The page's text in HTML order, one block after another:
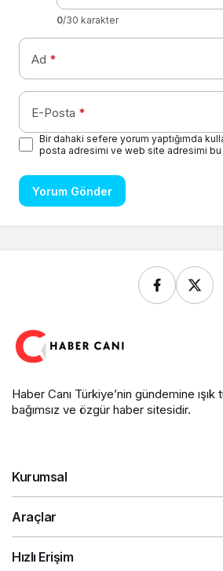
0/30 karakter
Ad *
E-Posta *
Bir dahaki sefere yorum yaptığımda
posta adresimi ve web site adresimi bu
Yorum Gönder
Haber Canı Türkiye’nin gündemine ışık
bağımsız ve özgür haber sitesidir.
Kurumsal
Araçlar
Hızlı Erişim